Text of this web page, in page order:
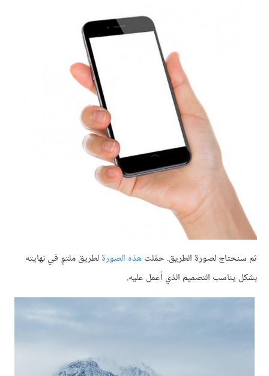
ثم سنحتاج لصورة الطريق. حمّلتهذه الصورةلطريق ملتوٍ في نهايته
بشكل يناسب التصميم الذي أعمل عليه.